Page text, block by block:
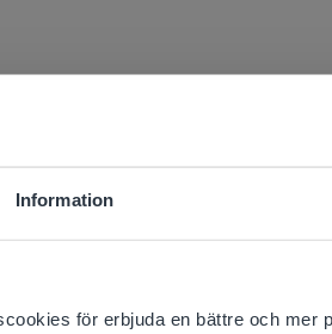
Information
för erbjuda en bättre och mer
min whiteboard och
your location
might prefer to visit our English